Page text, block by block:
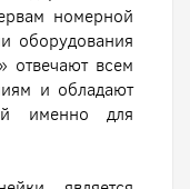
номерной
оборудования
отвечают всем
и обладают
именно для